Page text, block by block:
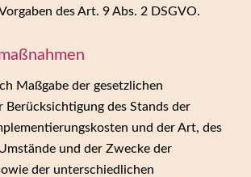
des Art. 9 Abs. 2 DSGVO.
Maßgabe der gesetzlichen
Berücksichtigung des Stands der
und der Art, des
und der Zwecke der
der unterschiedlichen